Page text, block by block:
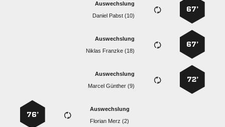
67’
Auswechslung
  
67’
Auswechslung
  
72’
Auswechslung
  
Auswechslung
  
76’